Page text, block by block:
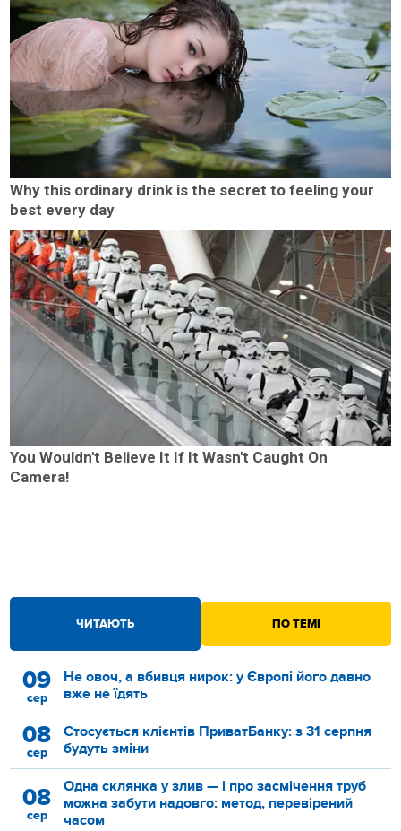
ЧИТАЮТЬ ПО ТЕМІ
09
сер
Не овоч, а вбивця нирок: у Європі його давно
вже не їдять
08
сер
Стосується клієнтів ПриватБанку: з 31 серпня
будуть зміни
08
сер
Одна склянка у злив — і про засмічення труб
можна забути надовго: метод, перевірений
часом
Why this ordinary drink is the secret to feeling your
best every day
You Wouldn't Believe It If It Wasn't Caught On
Camera!